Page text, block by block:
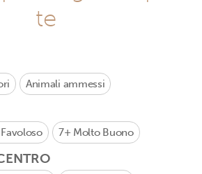
te
Animali ammessi
Favoloso 7+ Molto Buono